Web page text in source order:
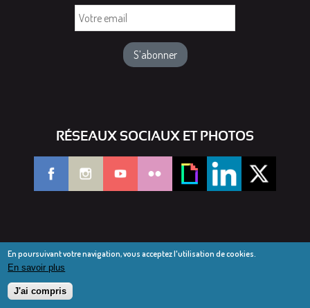
RÉSEAUX SOCIAUX ET PHOTOS
© Diocèse de Saint-Dié 2016-2025
En poursuivant votre navigation, vous acceptez l'utilisation de cookies.
En savoir plus
J'ai compris